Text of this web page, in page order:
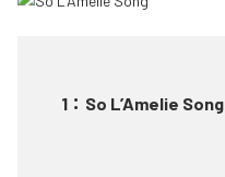
1 ： So L’Amelie Song